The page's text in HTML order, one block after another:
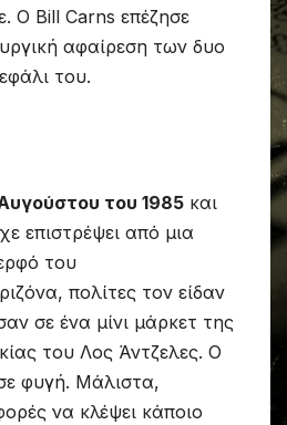
Ο Bill Carns επέζησε
αφαίρεση των δυο
του.
του 1985 και
επιστρέψει από μια
του
πολίτες τον είδαν
σε ένα μίνι μάρκετ της
του Λος Άντζελες. Ο
φυγή. Μάλιστα,
να κλέψει κάποιο